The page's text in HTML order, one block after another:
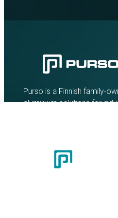
Purso is a Finnish family-
aluminium solutions for